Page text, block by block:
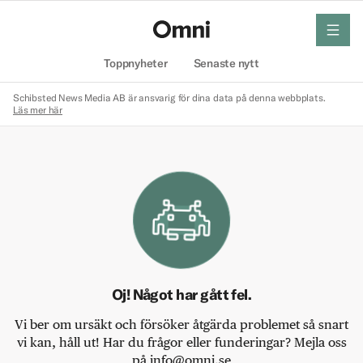
Toppnyheter Senaste nytt
meny
Schibsted News Media AB är ansvarig för dina data på denna webbplats.
Läs mer här
Oj! Något har gått fel.
Vi ber om ursäkt och försöker åtgärda problemet så snart
vi kan, håll ut! Har du frågor eller funderingar? Mejla oss